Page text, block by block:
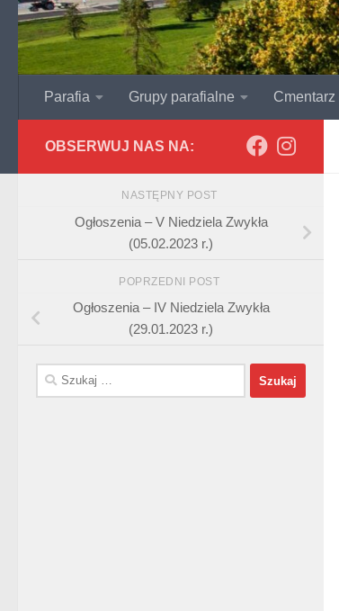
Parafia Grupy parafialne
OBSERWUJ NAS NA:
NASTĘPNY POST
Ogłoszenia – V Niedziela Zwykła
(05.02.2023 r.)
POPRZEDNI POST
Ogłoszenia – IV Niedziela Zwykła
(29.01.2023 r.)
Szukaj: